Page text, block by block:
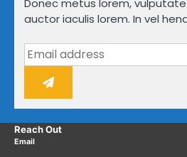
Donec metus lorem,
auctor iaculis lorem. In vel
Reach Out
Email